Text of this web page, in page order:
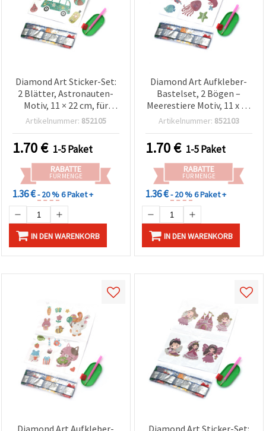
Diamond Art Sticker-Set:
2 Blätter, Astronauten-
Motiv, 11 × 22 cm, für
Kinderbasteln,
Verzierungen
Artikelnummer: 852105
1.70€ 1-5 Paket
RABATTE
FÜR MENGE
1.36 €- 20 %6 Paket +
IN DEN WARENKORB
Diamond Art Aufkleber-
Bastelset, 2 Bögen –
Meerestiere Motiv, 11 x 22
cm
Artikelnummer: 852103
1.70€ 1-5 Paket
RABATTE
FÜR MENGE
1.36 €- 20 %6 Paket +
IN DEN WARENKORB